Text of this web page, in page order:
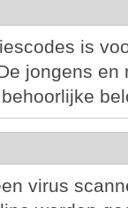
is
jongens
virus